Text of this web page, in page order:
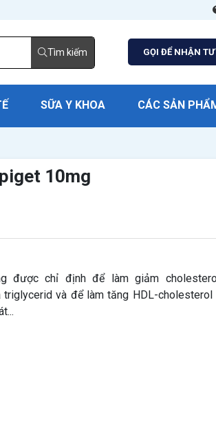
Tìm kiếm GỌI ĐỂ NHẬN
SỮA Y KHOA CÁC SẢN
10mg
được chỉ định để làm giảm
và để làm tăng HDL-cholesterol